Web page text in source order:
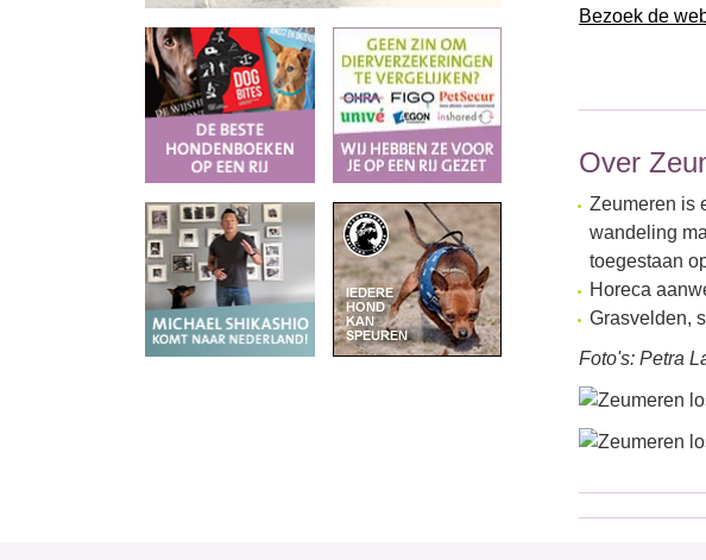
Bezoek de
Over
Zeumeren is
wandeling
toegestaan
Horeca
Grasvelden,
Foto's: Petra